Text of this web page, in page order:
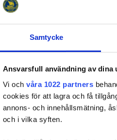
Samtycke
Ansvarsfull användning av dina
Vi och våra 1022 partners
cookies för att lagra och få
annons- och innehållsmätning,
och i vilka syften.